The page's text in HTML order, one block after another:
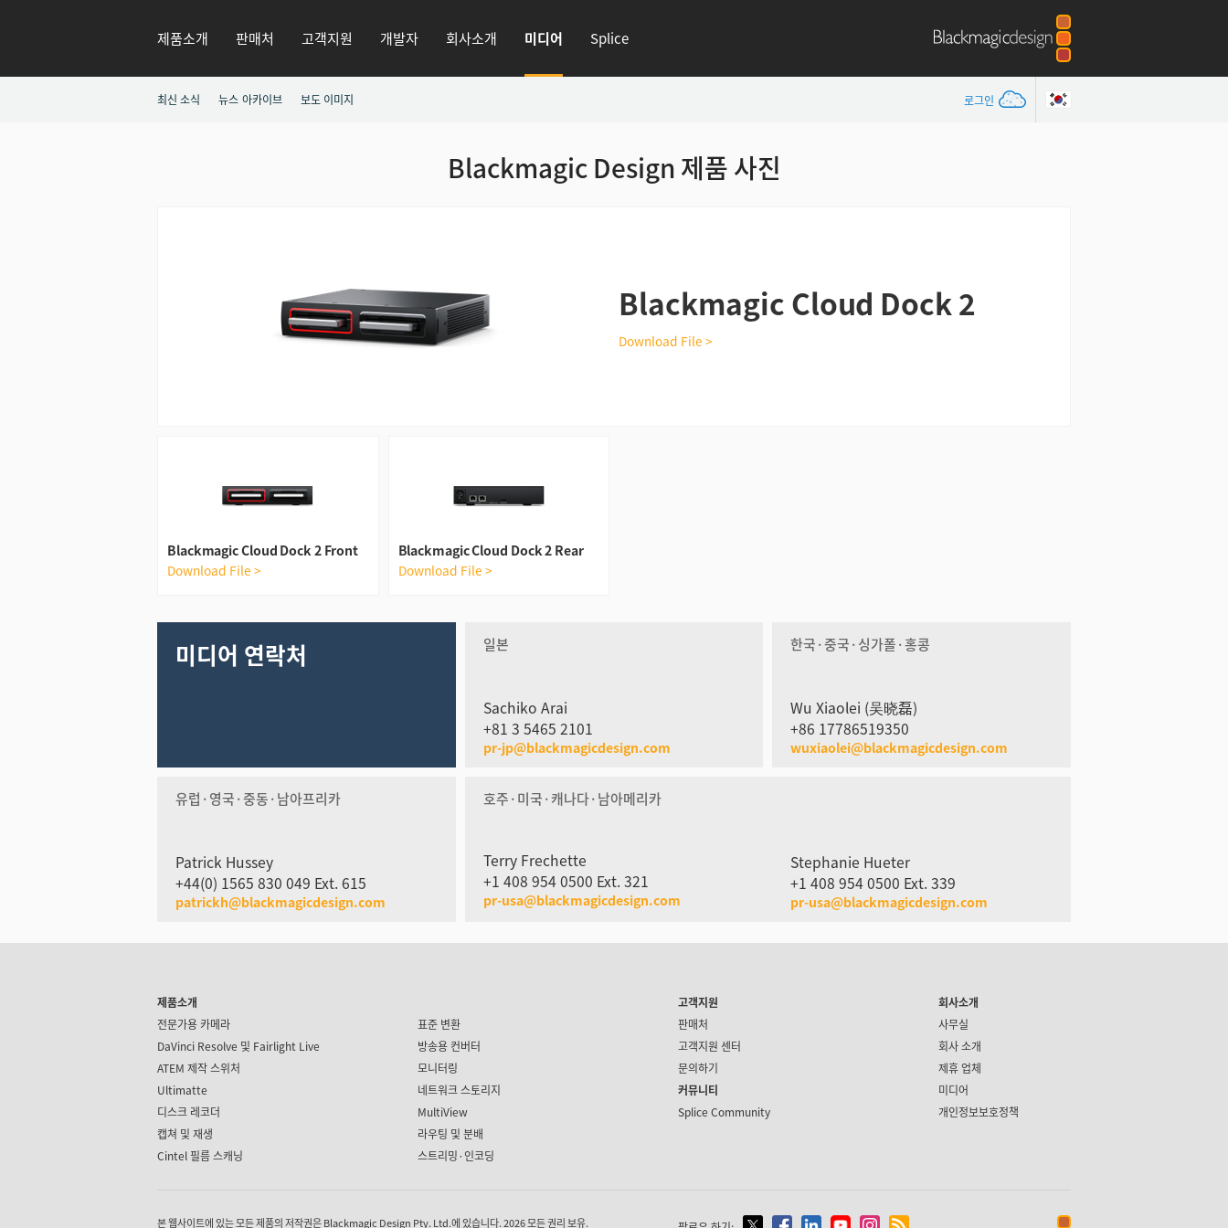
제품소개 판매처 고객지원 개발자 회사소개 미디어 Splice
로그인
최신 소식 뉴스 아카이브 보도 이미지
Blackmagic Design 제품 사진
Blackmagic Cloud Dock 2
Download File >
Blackmagic Cloud Dock 2 Front
Download File >
Blackmagic Cloud Dock 2 Rear
Download File >
미디어 연락처 일본
Sachiko Arai
+81 3 5465 2101
pr-jp@blackmagicdesign.com
한국·중국·싱가폴·홍콩
Wu Xiaolei (吴晓磊)
+86 17786519350
wuxiaolei@blackmagicdesign.com
유럽·영국·중동·남아프리카
Patrick Hussey
+44(0) 1565 830 049 Ext. 615
patrickh@blackmagicdesign.com
호주·미국·캐나다·남아메리카
Terry Frechette
+1 408 954 0500 Ext. 321
pr-usa@blackmagicdesign.com
Stephanie Hueter
+1 408 954 0500 Ext. 339
pr-usa@blackmagicdesign.com
제품소개
전문가용 카메라
DaVinci Resolve 및 Fairlight Live
ATEM 제작 스위처
Ultimatte
디스크 레코더
캡쳐 및 재생
Cintel 필름 스캐닝
표준 변환
방송용 컨버터
모니터링
네트워크 스토리지
MultiView
라우팅 및 분배
스트리밍·인코딩
고객지원
판매처
고객지원 센터
문의하기
커뮤니티
Splice Community
회사소개
사무실
회사 소개
제휴 업체
미디어
개인정보보호정책
본 웹사이트에 있는 모든 제품의 저작권은 Blackmagic Design Pty. Ltd.에 있습니다. 2026 모든 권리 보유.